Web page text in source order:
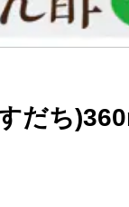
だち